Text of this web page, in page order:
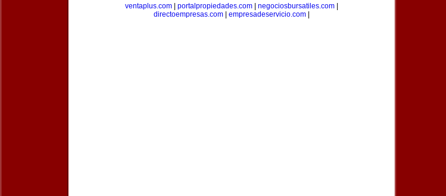
ventaplus.com
portalpropiedades.com negociosbursatiles.com
directoempresas.com
empresadeservicio.com